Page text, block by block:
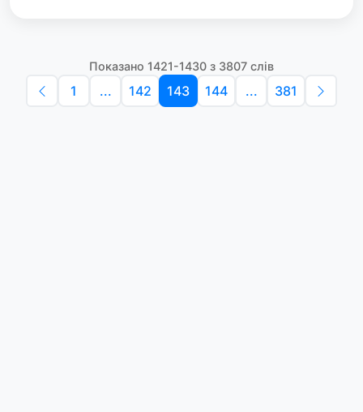
Показано 1421-1430 з 3807 слів
1 ... 142 143 144 ... 381